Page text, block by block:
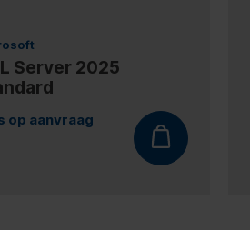
Server 2025
op aanvraag